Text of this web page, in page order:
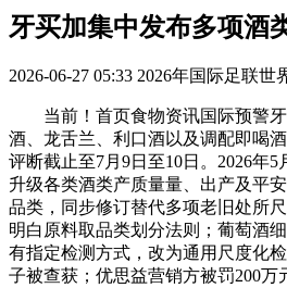
牙买加集中发布多项酒
2026-06-27 05:33 2026年国际足联世
当前！首页食物资讯国际预警牙
酒、龙舌兰、利口酒以及调配即喝
评断截止至7月9日至10日。2026年
升级各类酒类产质量量、出产及平
品类，同步修订替代多项老旧处所
明白原料取品类划分法则；葡萄酒
有指定检测方式，改为通用尺度化
子被查获；优思益营销方被罚200万